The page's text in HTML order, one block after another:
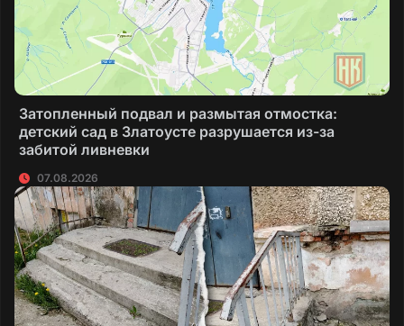
Затопленный подвал и размытая отмостка:
детский сад в Златоусте разрушается из-за
забитой ливневки
07.08.2026